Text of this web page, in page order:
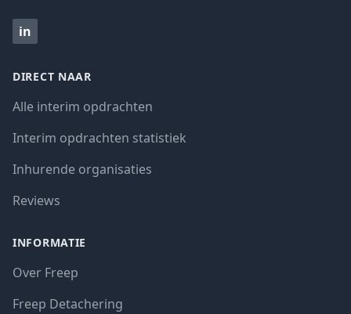
in
DIRECT NAAR
Alle interim opdrachten
Interim opdrachten statistiek
Inhurende organisaties
Reviews
INFORMATIE
Over Freep
Freep Detachering